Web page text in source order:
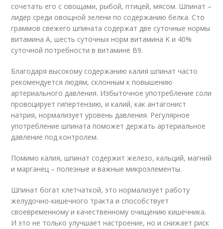
сочетать его с овощами, рыбой, птицей, мясом. Шпинат –
лидер среди овощной зелени по содержанию белка. Сто
граммов свежего шпината содержат две суточные нормы
витамина А, шесть суточных норм витамина K и 40%
суточной потребности в витамине B9.
Благодаря высокому содержанию калия шпинат часто
рекомендуется людям, склонным к повышению
артериального давления. Избыточное употребление соли
провоцирует гипертензию, и калий, как антагонист
натрия, нормализует уровень давления. Регулярное
употребление шпината поможет держать артериальное
давление под контролем.
Помимо калия, шпинат содержит железо, кальций, магний
и марганец – полезные и важные микроэлементы.
Шпинат богат клетчаткой, это нормализует работу
желудочно-кишечного тракта и способствует
своевременному и качественному очищению кишечника.
И это не только улучшает настроение, но и снижает риск